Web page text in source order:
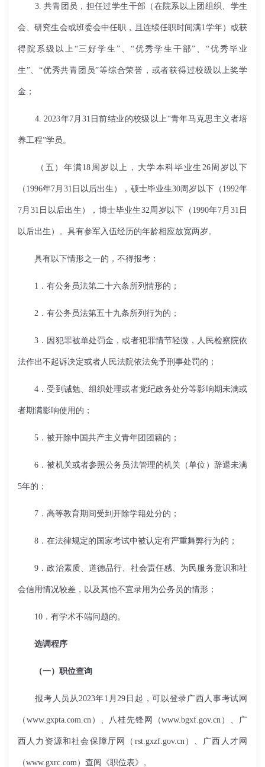
3. 共青团员，担任过学生干部（在院系以上团组织、学生
会、研究生会或班委会中任职，且连续任职时间满1学年）或获
得院系级以上“三好学生”、“优秀学生干部”、“优秀毕业
生”、“优秀共青团员”等综合荣誉，或者获得过校级以上奖学
金；
4. 2023年7月31日前结业的校级以上“青年马克思主义者培
养工程”学员。
（五）年满18周岁以上，大学本科毕业生26周岁以下
（1996年7月31日以后出生），硕士毕业生30周岁以下（1992年
7月31日以后出生），博士毕业生32周岁以下（1990年7月31日
以后出生）。具有参军入伍经历的年龄相应放宽两岁。
具有以下情形之一的，不得报考：
1．有公务员法第二十六条所列情形的；
2．有公务员法第五十九条所列行为的；
3．因犯罪被单处罚金，或者犯罪情节轻微，人民检察院依
法作出不起诉决定或者人民法院依法免予刑事处罚的；
4．受到诫勉、组织处理或者党纪政务处分等影响期未满或
者期满影响使用的；
5．被开除中国共产主义青年团团籍的；
6．被机关或者参照公务员法管理的机关（单位）辞退未满
5年的；
7．高等教育期间受到开除学籍处分的；
8．在法律规定的国家考试中被认定有严重舞弊行为的；
9．政治素质、道德品行、社会责任感、为民服务意识和社
会信用情况较差，以及其他不宜录用为公务员的情形；
10．有学术不端问题的。
选调程序
（一）职位查询
报考人员从2023年1月29日起，可以登录广西人事考试网
（www.gxpta.com.cn）、八桂先锋网（www.bgxf.gov.cn）、广
西人力资源和社会保障厅网（rst.gxzf.gov.cn）、广西人才网
（www.gxrc.com）查阅《职位表》。